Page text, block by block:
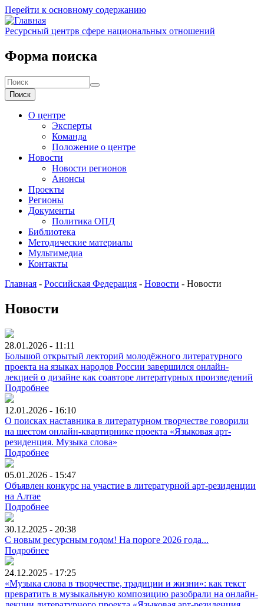
Перейти к основному содержанию
Ресурсный центрв сфере национальных отношений
Форма поиска
Поиск
О центре
Эксперты
Команда
Положение о центре
Новости
Новости регионов
Анонсы
Проекты
Регионы
Документы
Политика ОПД
Библиотека
Методические материалы
Мультимедиа
Контакты
Главная - Российская Федерация - Новости - Новости
Новости
28.01.2026 - 11:11
Большой открытый лекторий молодёжного литературного
проекта на языках народов России завершился онлайн-
лекцией о дизайне как соавторе литературных произведений
Подробнее
12.01.2026 - 16:10
О поисках наставника в литературном творчестве говорили
на шестом онлайн-квартирнике проекта «Языковая арт-
резиденция. Музыка слова»
Подробнее
05.01.2026 - 15:47
Объявлен конкурс на участие в литературной арт-резиденции
на Алтае
Подробнее
30.12.2025 - 20:38
С новым ресурсным годом! На пороге 2026 года...
Подробнее
24.12.2025 - 17:25
«Музыка слова в творчестве, традиции и жизни»: как текст
превратить в музыкальную композицию разобрали на онлайн-